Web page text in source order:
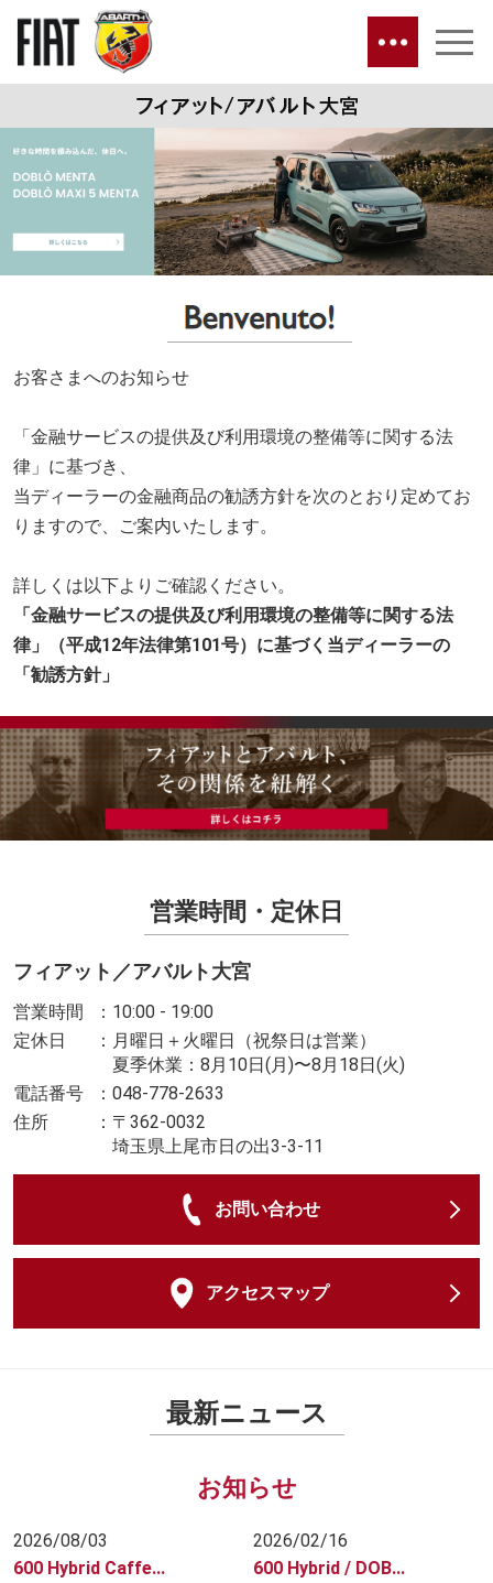
お客さまへのお知らせ
「金融サービスの提供及び利用環境の整備等に関する法
律」に基づき、
当ディーラーの金融商品の勧誘方針を次のとおり定めてお
りますので、ご案内いたします。
詳しくは以下よりご確認ください。
「金融サービスの提供及び利用環境の整備等に関する法
律」（平成12年法律第101号）に基づく当ディーラーの
「勧誘方針」
営業時間・定休日
フィアット／アバルト大宮
営業時間 ： 10:00 - 19:00
定休日
： 月曜日＋火曜日（祝祭日は営業）
夏季休業：8月10日(月)〜8月18日(火)
電話番号
： 048-778-2633
住所
： 〒362-0032
埼玉県上尾市日の出3-3-11
お問い合わせ
アクセスマップ
最新ニュース
お知らせ
2026/08/03
600 Hybrid Caffe...
2026/02/16
600 Hybrid / DOB...